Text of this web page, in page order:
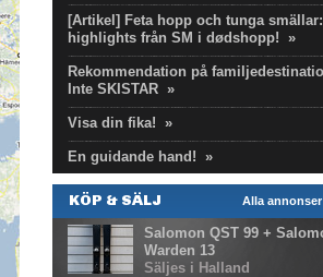
[Artikel] Feta hopp och tunga
highlights från SM i dødshopp! »
Rekommendation på
Inte SKISTAR »
Visa din fika! »
En guidande hand! »
Alla annonser
KÖP & SÄLJ
Salomon QST 99 +
Warden 13
Säljes i Halland